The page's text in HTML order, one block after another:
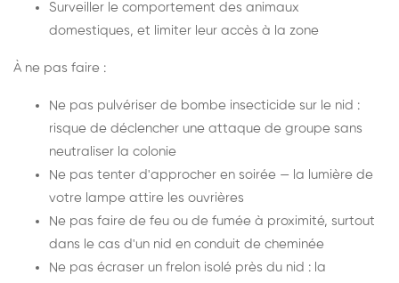
Surveiller le comportement des animaux
domestiques, et limiter leur accès à la zone
À ne pas faire :
Ne pas pulvériser de bombe insecticide sur le nid :
risque de déclencher une attaque de groupe sans
neutraliser la colonie
Ne pas tenter d'approcher en soirée — la lumière de
votre lampe attire les ouvrières
Ne pas faire de feu ou de fumée à proximité, surtout
dans le cas d'un nid en conduit de cheminée
Ne pas écraser un frelon isolé près du nid : la